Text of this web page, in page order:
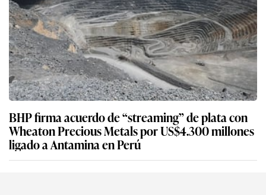
BHP firma acuerdo de “streaming” de plata con
Wheaton Precious Metals por US$4.300 millones
ligado a Antamina en Perú